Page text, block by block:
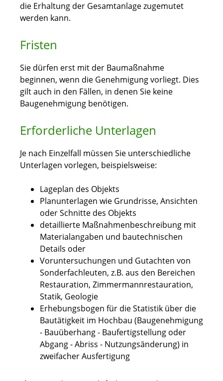
die Erhaltung der Gesamtanlage zugemutet
werden kann.
Fristen
Sie dürfen erst mit der Baumaßnahme
beginnen, wenn die Genehmigung vorliegt. Dies
gilt auch in den Fällen, in denen Sie keine
Baugenehmigung benötigen.
Erforderliche Unterlagen
Je nach Einzelfall müssen Sie unterschiedliche
Unterlagen vorlegen, beispielsweise:
Lageplan des Objekts
Planunterlagen wie Grundrisse, Ansichten
oder Schnitte des Objekts
detaillierte Maßnahmenbeschreibung mit
Materialangaben und bautechnischen
Details oder
Voruntersuchungen und Gutachten von
Sonderfachleuten, z.B. aus den Bereichen
Restauration, Zimmermannrestauration,
Statik, Geologie
Erhebungsbogen für die Statistik über die
Bautätigkeit im Hochbau (Baugenehmigung
- Bauüberhang - Baufertigstellung oder
Abgang - Abriss - Nutzungsänderung) in
zweifacher Ausfertigung